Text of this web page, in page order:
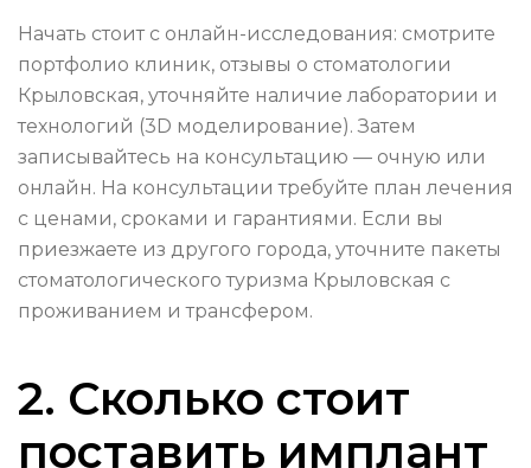
Начать стоит с онлайн-исследования: смотрите
портфолио клиник, отзывы о стоматологии
Крыловская, уточняйте наличие лаборатории и
технологий (3D моделирование). Затем
записывайтесь на консультацию — очную или
онлайн. На консультации требуйте план лечения
с ценами, сроками и гарантиями. Если вы
приезжаете из другого города, уточните пакеты
стоматологического туризма Крыловская с
проживанием и трансфером.
2. Сколько стоит
поставить имплант